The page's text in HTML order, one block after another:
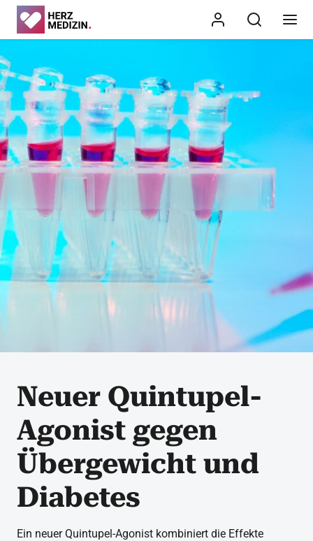
Neuer Quintupel-
Agonist gegen
Übergewicht und
Diabetes
Ein neuer Quintupel-Agonist kombiniert die Effekte